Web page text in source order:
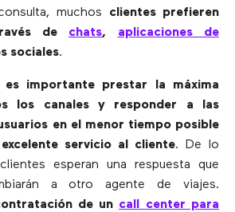
muchos clientes prefieren
de chats, aplicaciones de
sociales.
es importante prestar la máxima
los canales y responder a las
en el menor tiempo posible
servicio al cliente. De lo
esperan una respuesta que
a otro agente de viajes.
de un call center para